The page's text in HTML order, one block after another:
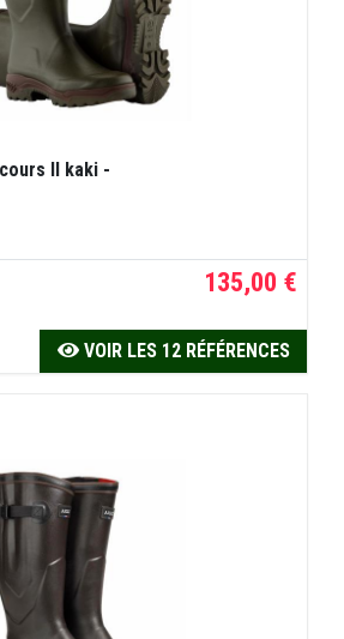
II kaki -
135,00 €
VOIR LES 12 RÉFÉRENCES